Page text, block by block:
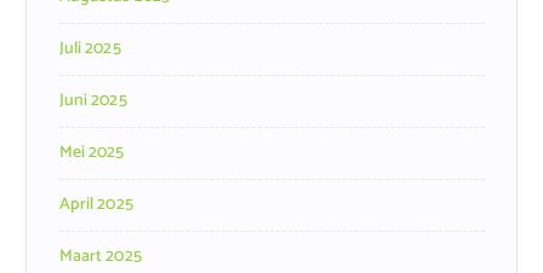
Juli 2025
Juni 2025
Mei 2025
April 2025
Maart 2025